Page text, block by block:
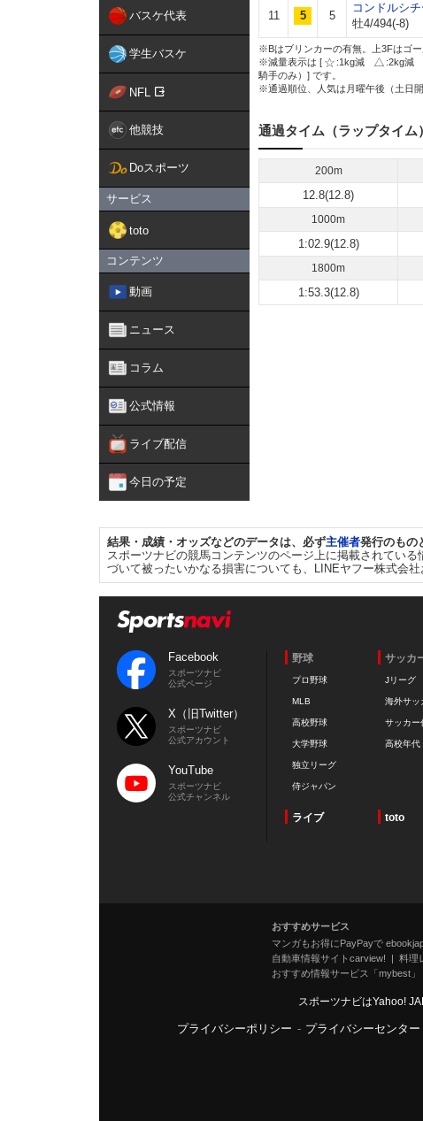
バスケ代表
学生バスケ
NFL
他競技
Doスポーツ
サービス
toto
コンテンツ
動画
ニュース
コラム
公式情報
ライブ配信
今日の予定
11 5 5
コンドルシチ
牡4/494(-8)
※Bはブリンカーの有無。上3Fはゴ
※減量表示は [
:1kg減 :2kg減
騎手のみ）] です。
※通過順位、人気は月曜午後（土日
通過タイム（ラップタイム）
200m
12.8(12.8)
1000m
1:02.9(12.8)
1800m
1:53.3(12.8)
結果・成績・オッズなどのデータは、必ず主催者発行のもの
スポーツナビの競馬コンテンツのページ上に掲載されてい
づいて被ったいかなる損害についても、LINEヤフー株式会
Facebook
スポーツナビ
公式ページ
X（旧Twitter）
スポーツナビ
公式アカウント
YouTube
スポーツナビ
公式チャンネル
野球
プロ野球
MLB
高校野球
大学野球
独立リーグ
侍ジャパン
サッカ
Jリーグ
海外サッ
サッカー
高校年代
ライブ toto
おすすめサービス
マンガもお得にPayPayで
自動車情報サイトcarview!
料理
おすすめ情報サービス「mybest」
スポーツナビはYahoo!
プライバシーポリシー - プライバシーセンター